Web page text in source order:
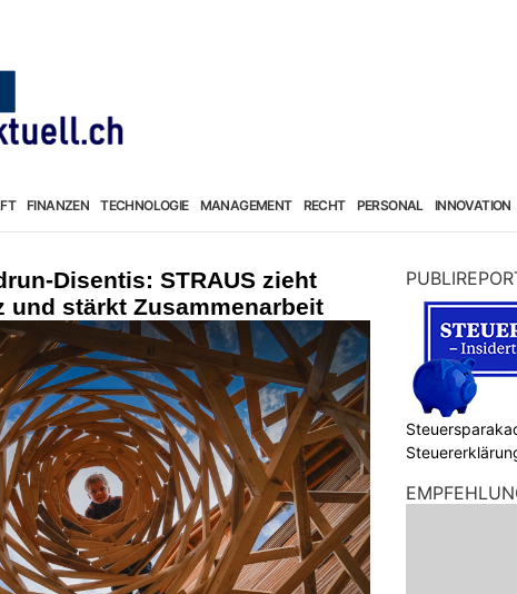
FINANZEN TECHNOLOGIE MANAGEMENT RECHT PERSONAL INNOVATION
Disentis: STRAUS zieht
und stärkt Zusammenarbeit